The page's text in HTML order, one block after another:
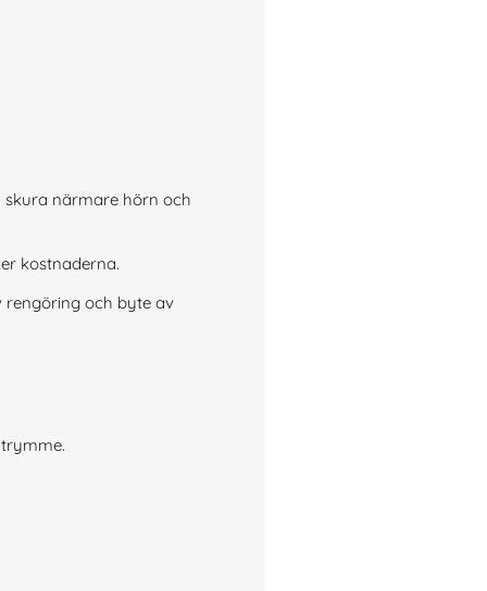
närmare hörn och
kostnaderna.
rengöring och byte av